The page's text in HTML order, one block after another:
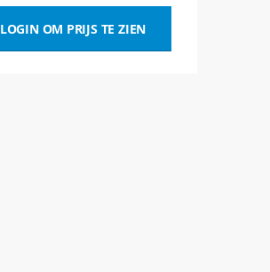
LOGIN OM PRIJS TE ZIEN